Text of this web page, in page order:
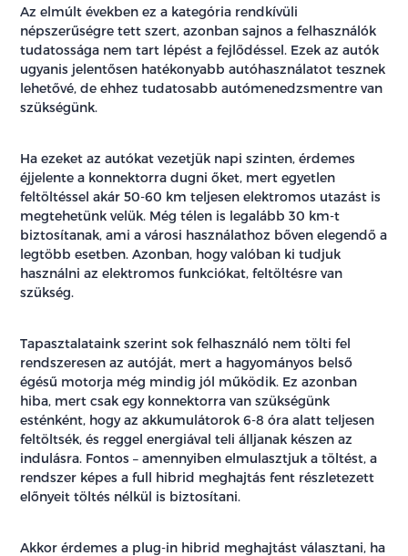
Az elmúlt években ez a kategória rendkívüli
népszerűségre tett szert, azonban sajnos a felhasználók
tudatossága nem tart lépést a fejlődéssel. Ezek az autók
ugyanis jelentősen hatékonyabb autóhasználatot tesznek
lehetővé, de ehhez tudatosabb autómenedzsmentre van
szükségünk.
Ha ezeket az autókat vezetjük napi szinten, érdemes
éjjelente a konnektorra dugni őket, mert egyetlen
feltöltéssel akár 50-60 km teljesen elektromos utazást is
megtehetünk velük. Még télen is legalább 30 km-t
biztosítanak, ami a városi használathoz bőven elegendő a
legtöbb esetben. Azonban, hogy valóban ki tudjuk
használni az elektromos funkciókat, feltöltésre van
szükség.
Tapasztalataink szerint sok felhasználó nem tölti fel
rendszeresen az autóját, mert a hagyományos belső
égésű motorja még mindig jól működik. Ez azonban
hiba, mert csak egy konnektorra van szükségünk
esténként, hogy az akkumulátorok 6-8 óra alatt teljesen
feltöltsék, és reggel energiával teli álljanak készen az
indulásra. Fontos – amennyiben elmulasztjuk a töltést, a
rendszer képes a full hibrid meghajtás fent részletezett
előnyeit töltés nélkül is biztosítani.
Akkor érdemes a plug-in hibrid meghajtást választani, ha